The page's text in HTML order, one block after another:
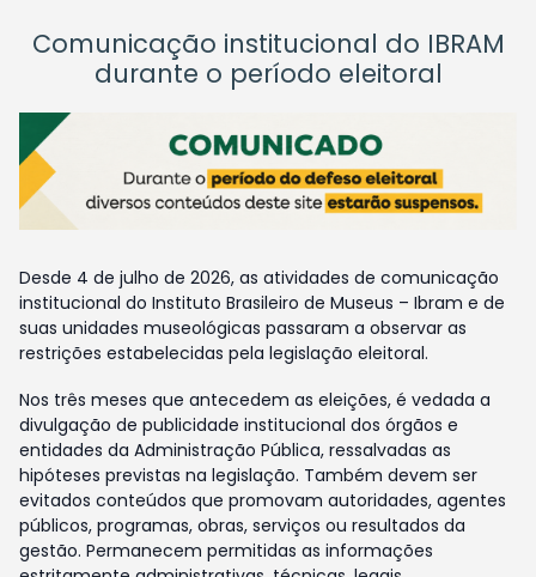
Comunicação institucional do IBRAM
durante o período eleitoral
Desde 4 de julho de 2026, as atividades de comunicação
institucional do Instituto Brasileiro de Museus – Ibram e de
suas unidades museológicas passaram a observar as
restrições estabelecidas pela legislação eleitoral.
Nos três meses que antecedem as eleições, é vedada a
divulgação de publicidade institucional dos órgãos e
entidades da Administração Pública, ressalvadas as
hipóteses previstas na legislação. Também devem ser
evitados conteúdos que promovam autoridades, agentes
públicos, programas, obras, serviços ou resultados da
gestão. Permanecem permitidas as informações